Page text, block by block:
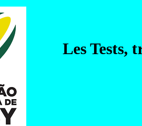
Les Tests,